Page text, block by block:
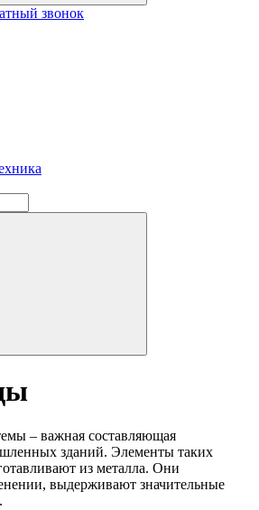
звонок
– важная составляющая
зданий. Элементы таких
из металла. Они
выдерживают значительные